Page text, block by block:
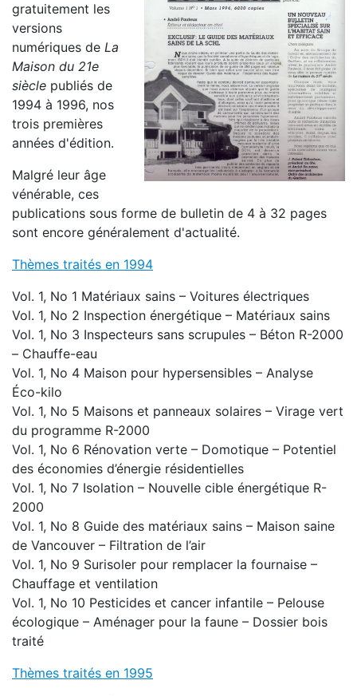
gratuitement les
versions
numériques de La
Maison du 21e
siècle publiés de
1994 à 1996, nos
trois premières
années d'édition.
Malgré leur âge
vénérable, ces
publications sous forme de bulletin de 4 à 32 pages
sont encore généralement d'actualité.
Thèmes traités en 1994
Vol. 1, No 1 Matériaux sains – Voitures électriques
Vol. 1, No 2 Inspection énergétique – Matériaux sains
Vol. 1, No 3 Inspecteurs sans scrupules – Béton R-2000
– Chauffe-eau
Vol. 1, No 4 Maison pour hypersensibles – Analyse
Éco-kilo
Vol. 1, No 5 Maisons et panneaux solaires – Virage vert
du programme R-2000
Vol. 1, No 6 Rénovation verte – Domotique – Potentiel
des économies d’énergie résidentielles
Vol. 1, No 7 Isolation – Nouvelle cible énergétique R-
2000
Vol. 1, No 8 Guide des matériaux sains – Maison saine
de Vancouver – Filtration de l’air
Vol. 1, No 9 Surisoler pour remplacer la fournaise –
Chauffage et ventilation
Vol. 1, No 10 Pesticides et cancer infantile – Pelouse
écologique – Aménager pour la faune – Dossier bois
traité
Thèmes traités en 1995